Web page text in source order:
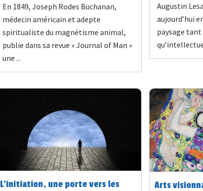
En 1849, Joseph Rodes Buchanan,
médecin américain et adepte
spiritualiste du magnétisme animal,
publie dans sa revue « Journal of Man »
une ...
Augustin
aujourd’hui
paysage
L’initiation, une porte vers les
Arts